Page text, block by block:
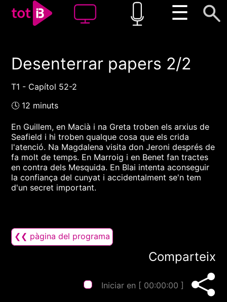
☰
00:00 00:00
1x
Desenterrar papers 2/2
T1 - Capítol 52-2
🕓 12 minuts
En Guillem, en Macià i na Greta troben els arxius de
Seafield i hi troben qualque cosa que els crida
l'atenció. Na Magdalena visita don Jeroni després de
fa molt de temps. En Marroig i en Benet fan tractes
en contra dels Mesquida. En Blai intenta aconseguir
la confiança del cunyat i accidentalment se'n tem
d'un secret important.
❮❮ pàgina del programa
Comparteix
Iniciar en [ 00:00:00 ]